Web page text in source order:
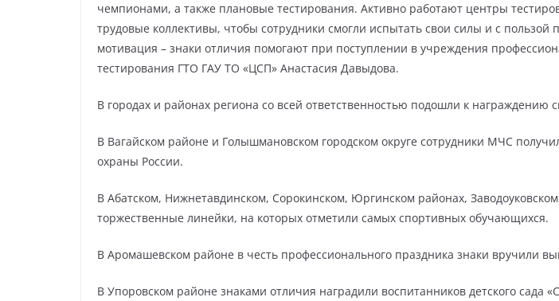
чемпионами, а также плановые тестирования. Активно работают центры
трудовые коллективы, чтобы сотрудники смогли испытать свои силы и с
мотивация – знаки отличия помогают при поступлении в учреждения
тестирования ГТО ГАУ ТО «ЦСП» Анастасия Давыдова.
В городах и районах региона со всей ответственностью подошли к награждению
В Вагайском районе и Голышмановском городском округе сотрудники МЧС
охраны России.
В Абатском, Нижнетавдинском, Сорокинском, Юргинском районах,
торжественные линейки, на которых отметили самых спортивных обучающихся.
В Аромашевском районе в честь профессионального праздника знаки
В Упоровском районе знаками отличия наградили воспитанников детского